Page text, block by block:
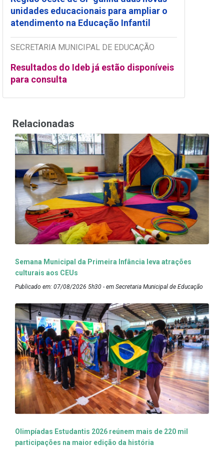
unidades educacionais para ampliar o
atendimento na Educação Infantil
SECRETARIA MUNICIPAL DE EDUCAÇÃO
Resultados do Ideb já estão disponíveis
para consulta
Relacionadas
Semana Municipal da Primeira Infância leva atrações
culturais aos CEUs
Publicado em: 07/08/2026 5h30 - em Secretaria Municipal de Educação
Olimpíadas Estudantis 2026 reúnem mais de 220 mil
participações na maior edição da história